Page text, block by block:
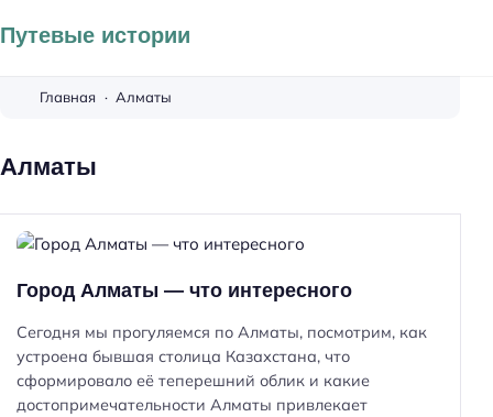
Путевые истории
Главная Алматы
Алматы
Город Алматы — что интересного
Сегодня мы прогуляемся по Алматы, посмотрим, как
устроена бывшая столица Казахстана, что
сформировало её теперешний облик и какие
достопримечательности Алматы привлекает